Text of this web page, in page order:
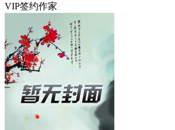
VIP签约作家